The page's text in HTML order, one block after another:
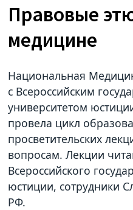
Правовые
медицине
Национальная
с Всероссийским
университетом
провела цикл
просветительских
вопросам. Лекции
Всероссийского
юстиции, сотрудники
РФ.